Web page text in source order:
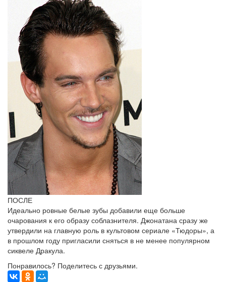
ПОСЛЕ
Идеально ровные белые зубы добавили еще больше
очарования к его образу соблазнителя. Джонатана сразу же
утвердили на главную роль в культовом сериале «Тюдоры», а
в прошлом году пригласили сняться в не менее популярном
сиквеле Дракула.
Понравилось? Поделитесь с друзьями.